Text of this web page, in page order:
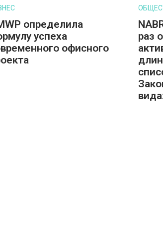
определила
успеха
офисного
раз